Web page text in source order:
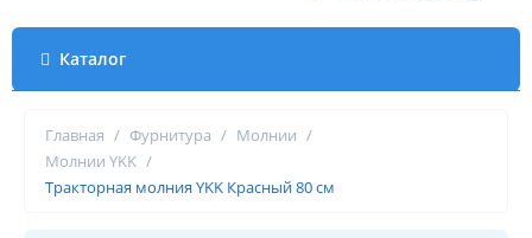
Каталог
Главная / Фурнитура / Молнии /
Молнии YKK /
Тракторная молния YKK Красный 80 см